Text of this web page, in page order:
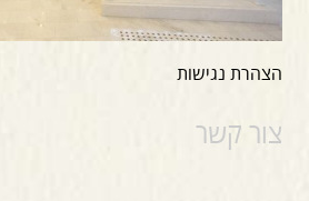
הצהרת נגישות
צור קשר